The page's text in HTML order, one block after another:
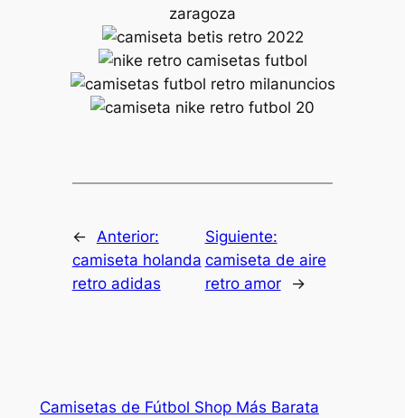
←
Anterior:
camiseta holanda
retro adidas
Siguiente:
camiseta de aire
retro amor
→
Camisetas de Fútbol Shop Más Barata